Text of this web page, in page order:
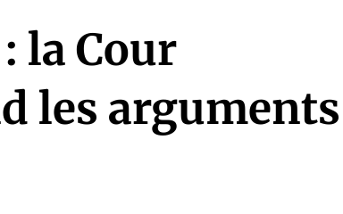
la Cour
les arguments